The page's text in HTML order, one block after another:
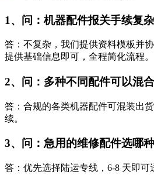
1、问：机器配件报关手续复
答：不复杂，我们提供资料模板并
提供基础信息即可，全程简化流程。
2、问：多种不同配件可以混
答：合规的各类机器配件可混装出
续。
3、问：急用的维修配件选哪
答：优先选择陆运专线，6-8 天即可